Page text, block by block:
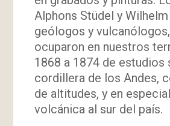
Alphons Stüdel y
geólogos y
ocuparon en nuestros
1868 a 1874 de estudios
cordillera de los Andes,
de altitudes, y en
volcánica al sur del país.